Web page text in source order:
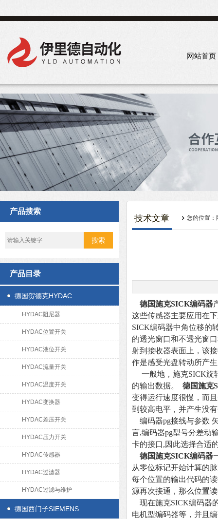
网站首页
产品搜索
产品目录
德国贺德克HYDAC
HYDAC阻尼器
HYDAC位置开关
HYDAC液位开关
HYDAC流量开关
HYDAC温度开关
HYDAC变换器
HYDAC差压开关
HYDAC压力开关
HYDAC传感器
HYDAC过滤器
HYDAC过滤与维护
德国西门子SIEMENS
技术文章 您的位置：
德国施克SICK编码器
这些传感器主要应用在
SICK编码器中角位移的
的透光窗口和不透光窗
射到接收器表面上，该
作是感受光盘转动所产
一般地，施克SICK旋
的输出数据。 德国施克
变得运行速度很慢，而
到较高电平，并产生没
编码器pg接线与参数
言,编码器pg型号分差动
卡的接口,因此选择合适
德国施克SICK编码器
从零位标记开始计算的
每个位置的输出代码的
源再次接通，那么位置
现在施克SICK编码器
电机型编码器等，并且